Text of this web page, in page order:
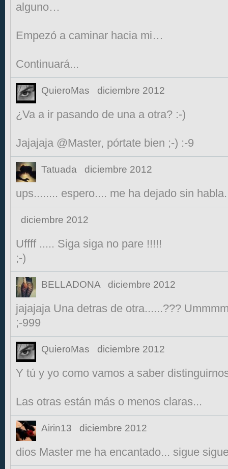
alguno…
Empezó a caminar hacia mi…
Continuará...
QuieroMas diciembre 2012
¿Va a ir pasando de una a otra? :-)
Jajajaja @Master, pórtate bien ;-) :-9
Tatuada diciembre 2012
ups........ espero.... me ha dejado sin
diciembre 2012
Uffff ..... Siga siga no pare !!!!!
;-)
BELLADONA diciembre 2012
jajajaja Una detras de otra......???
;-999
QuieroMas diciembre 2012
Y tú y yo como vamos a saber
Las otras están más o menos claras...
Airin13 diciembre 2012
dios Master me ha encantado... sigue